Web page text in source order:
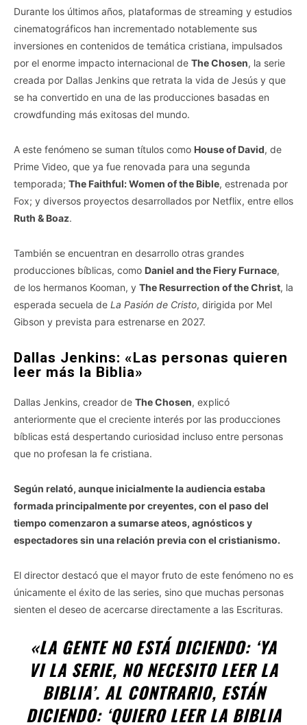
Durante los últimos años, plataformas de streaming y estudios
cinematográficos han incrementado notablemente sus
inversiones en contenidos de temática cristiana, impulsados
por el enorme impacto internacional de The Chosen, la serie
creada por Dallas Jenkins que retrata la vida de Jesús y que
se ha convertido en una de las producciones basadas en
crowdfunding más exitosas del mundo.
A este fenómeno se suman títulos como House of David, de
Prime Video, que ya fue renovada para una segunda
temporada; The Faithful: Women of the Bible, estrenada por
Fox; y diversos proyectos desarrollados por Netflix, entre ellos
Ruth & Boaz.
También se encuentran en desarrollo otras grandes
producciones bíblicas, como Daniel and the Fiery Furnace,
de los hermanos Kooman, y The Resurrection of the Christ, la
esperada secuela de La Pasión de Cristo, dirigida por Mel
Gibson y prevista para estrenarse en 2027.
Dallas Jenkins: «Las personas quieren
leer más la Biblia»
Dallas Jenkins, creador de The Chosen, explicó
anteriormente que el creciente interés por las producciones
bíblicas está despertando curiosidad incluso entre personas
que no profesan la fe cristiana.
Según relató, aunque inicialmente la audiencia estaba
formada principalmente por creyentes, con el paso del
tiempo comenzaron a sumarse ateos, agnósticos y
espectadores sin una relación previa con el cristianismo.
El director destacó que el mayor fruto de este fenómeno no es
únicamente el éxito de las series, sino que muchas personas
sienten el deseo de acercarse directamente a las Escrituras.
«LA GENTE NO ESTÁ DICIENDO: ‘YA
VI LA SERIE, NO NECESITO LEER LA
BIBLIA’. AL CONTRARIO, ESTÁN
DICIENDO: ‘QUIERO LEER LA BIBLIA